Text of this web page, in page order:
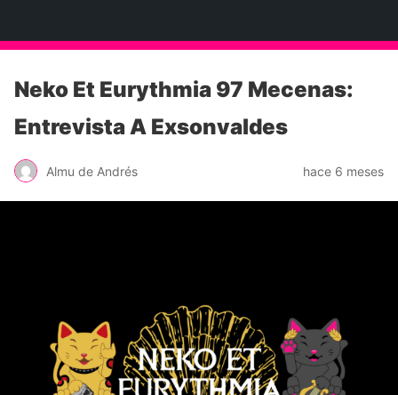
Neko Et Eurythmia 97 Mecenas:
Entrevista A Exsonvaldes
Almu de Andrés hace 6 meses